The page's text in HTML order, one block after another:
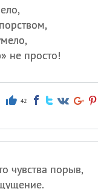
не просто!
42
чувства порыв,